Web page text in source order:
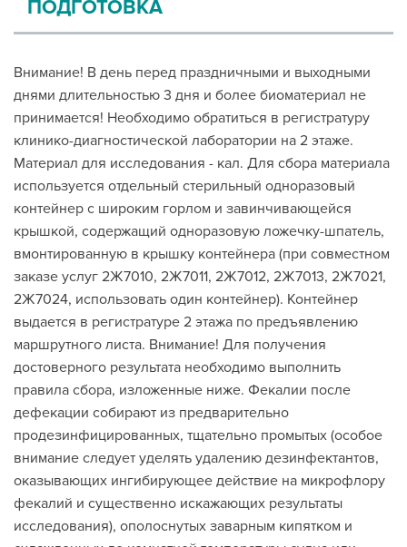
ПОДГОТОВКА
Внимание! В день перед праздничными и выходными
днями длительностью 3 дня и более биоматериал не
принимается! Необходимо обратиться в регистратуру
клинико-диагностической лаборатории на 2 этаже.
Материал для исследования - кал. Для сбора материала
используется отдельный стерильный одноразовый
контейнер с широким горлом и завинчивающейся
крышкой, содержащий одноразовую ложечку-шпатель,
вмонтированную в крышку контейнера (при совместном
заказе услуг 2Ж7010, 2Ж7011, 2Ж7012, 2Ж7013, 2Ж7021,
2Ж7024, использовать один контейнер). Контейнер
выдается в регистратуре 2 этажа по предъявлению
маршрутного листа. Внимание! Для получения
достоверного результата необходимо выполнить
правила сбора, изложенные ниже. Фекалии после
дефекации собирают из предварительно
продезинфицированных, тщательно промытых (особое
внимание следует уделять удалению дезинфектантов,
оказывающих ингибирующее действие на микрофлору
фекалий и существенно искажающих результаты
исследования), ополоснутых заварным кипятком и